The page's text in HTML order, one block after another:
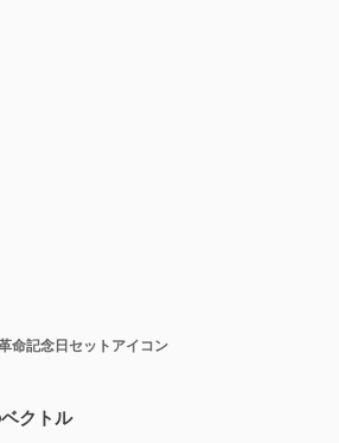
命記念日セットアイコン
クトル